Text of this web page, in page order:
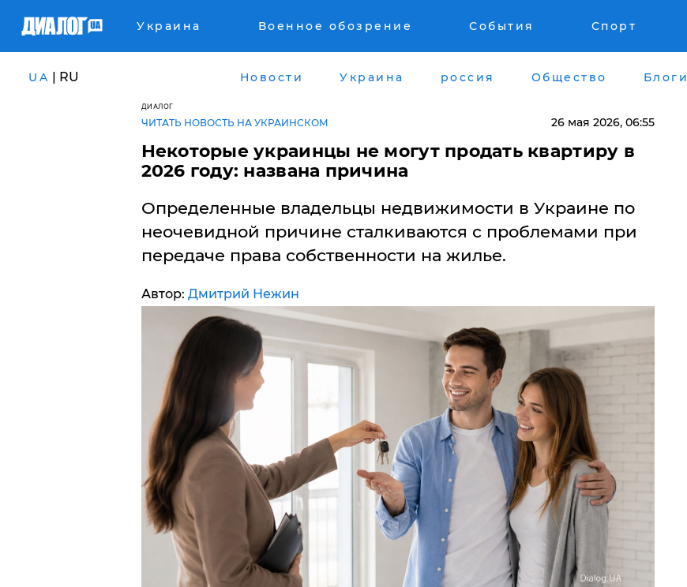
Украина Военное обозрение События Спорт
UA | RU Новости Украина россия Общество Блоги
ДИАЛОГ
ЧИТАТЬ НОВОСТЬ НА УКРАИНСКОМ 26 мая 2026, 06:55
Некоторые украинцы не могут продать квартиру в
2026 году: названа причина
Определенные владельцы недвижимости в Украине по
неочевидной причине сталкиваются с проблемами при
передаче права собственности на жилье.
Автор: Дмитрий Нежин